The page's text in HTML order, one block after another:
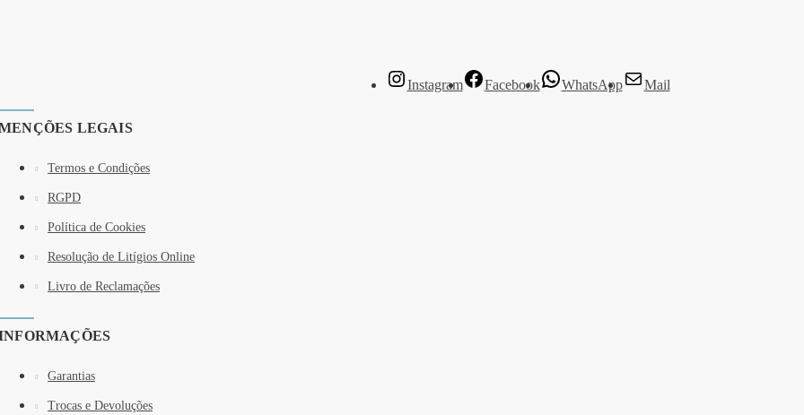
Instagram Facebook WhatsApp Mail
LEGAIS
Termos e Condições
RGPD
Política de Cookies
Resolução de Litígios Online
Livro de Reclamações
Garantias
Trocas e Devoluções